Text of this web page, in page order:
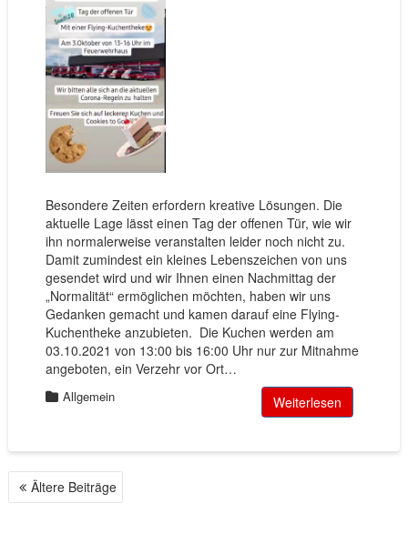
Besondere Zeiten erfordern kreative Lösungen. Die
aktuelle Lage lässt einen Tag der offenen Tür, wie wir
ihn normalerweise veranstalten leider noch nicht zu.
Damit zumindest ein kleines Lebenszeichen von uns
gesendet wird und wir Ihnen einen Nachmittag der
„Normalität“ ermöglichen möchten, haben wir uns
Gedanken gemacht und kamen darauf eine Flying-
Kuchentheke anzubieten. Die Kuchen werden am
03.10.2021 von 13:00 bis 16:00 Uhr nur zur Mitnahme
angeboten, ein Verzehr vor Ort…
Allgemein Weiterlesen
B Ältere Beiträge